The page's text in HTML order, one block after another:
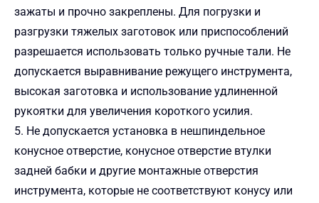
зажаты и прочно закреплены. Для погрузки и
разгрузки тяжелых заготовок или приспособлений
разрешается использовать только ручные тали. Не
допускается выравнивание режущего инструмента,
высокая заготовка и использование удлиненной
рукоятки для увеличения короткого усилия.
5. Не допускается установка в нешпиндельное
конусное отверстие, конусное отверстие втулки
задней бабки и другие монтажные отверстия
инструмента, которые не соответствуют конусу или